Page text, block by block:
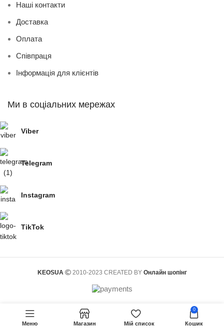
Наші контакти
Доставка
Оплата
Співпраця
Інформація для клієнтів
Ми в соціальних мережах
Viber
Telegram
Instagram
TikTok
KEOSUA 2010-2023 CREATED BY Онлайн шопінг
Меню Магазин Мій список
0
Кошик